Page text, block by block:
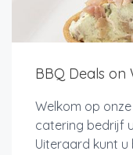
BBQ Deals on
Welkom op
catering bedrijf
Uiteraard kunt